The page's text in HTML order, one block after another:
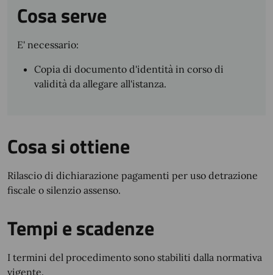
Cosa serve
E' necessario:
Copia di documento d'identità in corso di
validità da allegare all'istanza.
Cosa si ottiene
Rilascio di dichiarazione pagamenti per uso detrazione
fiscale o silenzio assenso.
Tempi e scadenze
I termini del procedimento sono stabiliti dalla normativa
vigente.